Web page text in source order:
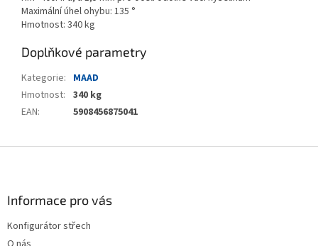
Maximální úhel ohybu: 135 °
Hmotnost: 340 kg
Doplňkové parametry
Kategorie: MAAD
Hmotnost: 340 kg
EAN: 5908456875041
Informace pro vás
Konfigurátor střech